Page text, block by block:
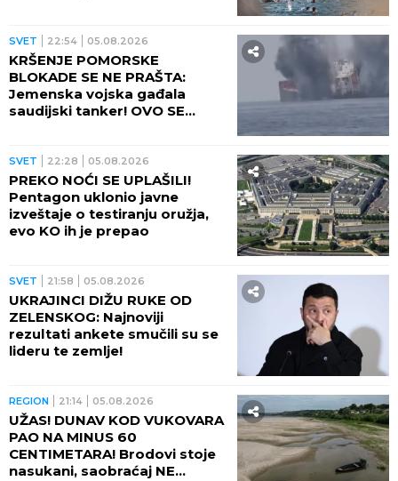
SVET 22:54 05.08.2026
KRŠENJE POMORSKE
BLOKADE SE NE PRAŠTA:
Jemenska vojska gađala
saudijski tanker! OVO SE
SVET 22:28 05.08.2026
PREKO NOĆI SE UPLAŠILI!
Pentagon uklonio javne
izveštaje o testiranju oružja,
evo KO ih je prepao
SVET 21:58 05.08.2026
UKRAJINCI DIŽU RUKE OD
ZELENSKOG: Najnoviji
rezultati ankete smučili su se
lideru te zemlje!
REGION 21:14 05.08.2026
UŽAS! DUNAV KOD VUKOVARA
PAO NA MINUS 60
CENTIMETARA! Brodovi stoje
nasukani, saobraćaj NE